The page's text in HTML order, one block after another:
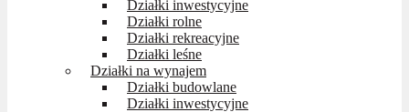
Działki inwestycyjne
Działki rolne
Działki rekreacyjne
Działki leśne
Działki na wynajem
Działki budowlane
Działki inwestycyjne